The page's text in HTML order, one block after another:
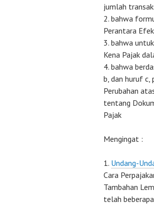
jumlah
bahwa
Perantara
bahwa
Kena Pajak
bahwa
b, dan huruf c,
Perubahan
tentang
Pajak
Mengingat :
Undang-
Cara
Tambahan
telah